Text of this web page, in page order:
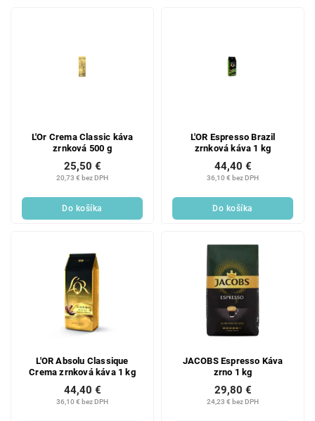
L'Or Crema Classic káva
zrnková 500 g
20,73 € bez DPH
25,50 €
Do košíka
L'OR Espresso Brazil
zrnková káva 1 kg
36,10 € bez DPH
44,40 €
Do košíka
L'OR Absolu Classique
Crema zrnková káva 1 kg
36,10 € bez DPH
44,40 €
JACOBS Espresso Káva
zrno 1 kg
24,23 € bez DPH
29,80 €